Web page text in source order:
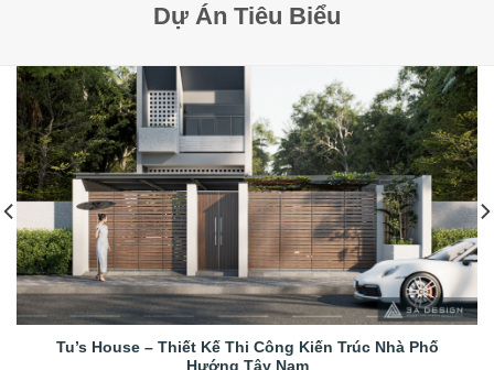
Dự Án Tiêu Biểu
Tu’s House – Thiết Kế Thi Công Kiến Trúc Nhà Phố
Hướng Tây Nam